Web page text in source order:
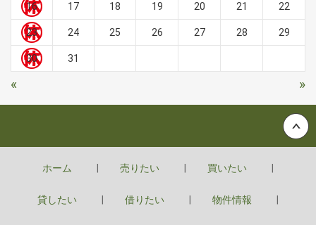
16 17 18 19 20 21 22
23 24 25 26 27 28 29
30 31
« »
ホーム 売りたい 買いたい
貸したい 借りたい 物件情報